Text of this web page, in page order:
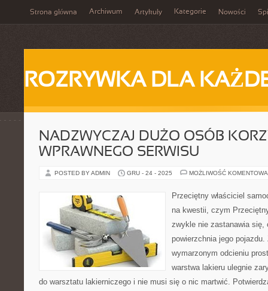
Strona główna Archiwum Artykuły Kategorie Nowości
ROZRYWKA DLA
NADZWYCZAJ DUŻO OSÓB
WPRAWNEGO SERWISU
POSTED BY ADMIN GRU - 24 - 2025 MOŻLIWOŚĆ
Przeciętny właściciel
na kwestii, czym
zwykle nie zastanawia się,
powierzchnia jego pojazdu.
wymarzonym odcieniu
warstwa lakieru ulegnie
do warsztatu lakierniczego i nie musi się o nic martwić.